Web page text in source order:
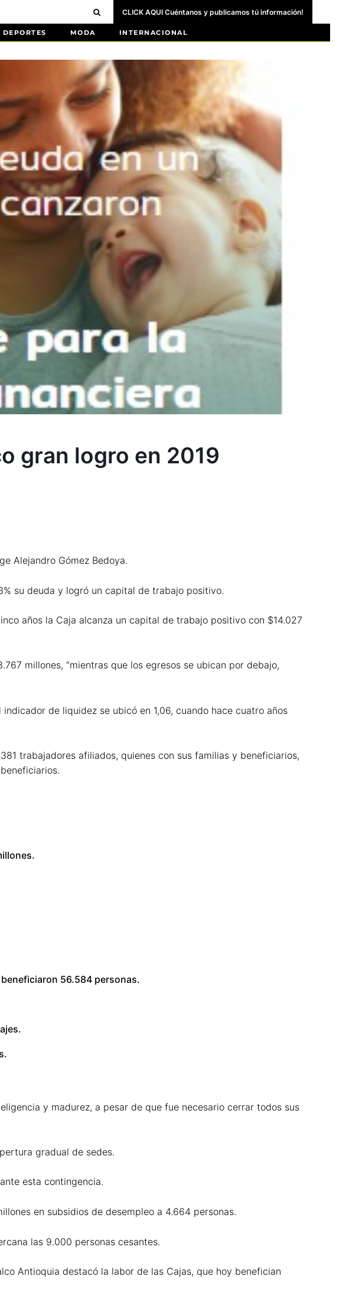
CLICK AQUI Cuéntanos y publicamos tú información!
DEPORTES MODA INTERNACIONAL
gran logro en 2019
Alejandro Gómez Bedoya.
su deuda y logró un capital de trabajo positivo.
años la Caja alcanza un capital de trabajo positivo con $14.027
millones, “mientras que los egresos se ubican por debajo,
de liquidez se ubicó en 1,06, cuando hace cuatro años
trabajadores afiliados, quienes con sus familias y beneficiarios,
56.584 personas.
y madurez, a pesar de que fue necesario cerrar todos sus
gradual de sedes.
esta contingencia.
en subsidios de desempleo a 4.664 personas.
las 9.000 personas cesantes.
Antioquia destacó la labor de las Cajas, que hoy benefician